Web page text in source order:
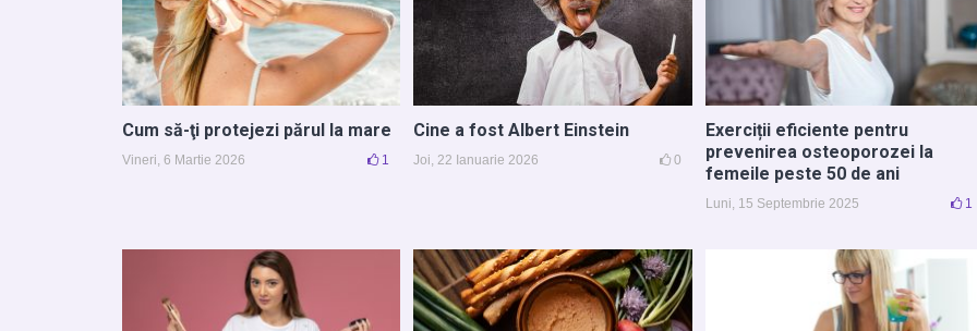
Cum să-ţi protejezi părul la mare
Vineri, 6 Martie 2026 1
Cine a fost Albert Einstein
Joi, 22 Ianuarie 2026 0
Exerciții eficiente pentru
prevenirea osteoporozei la
femeile peste 50 de ani
Luni, 15 Septembrie 2025 1